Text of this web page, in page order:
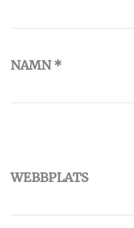
NAMN*
WEBBPLATS